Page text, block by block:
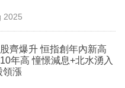
2025
恒指創年內新高
憬減息+北水湧入
領漲